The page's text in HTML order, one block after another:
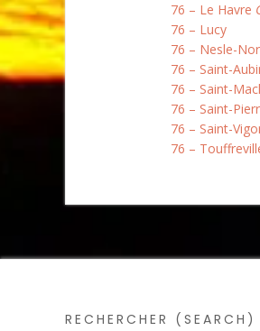
76 – Le Havre
76 – Lucy
76 – Nesle-
76 – Saint-
76 – Saint-
76 – Saint-
76 – Saint-
76 –
RECHERCHER (SEARCH)